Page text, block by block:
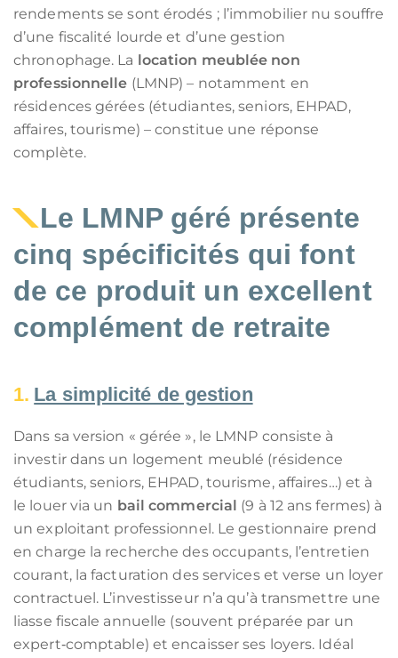
rendements se sont érodés ; l’immobilier nu souffre
d’une fiscalité lourde et d’une gestion
chronophage. La location meublée non
professionnelle (LMNP) – notamment en
résidences gérées (étudiantes, seniors, EHPAD,
affaires, tourisme) – constitue une réponse
complète.
Le LMNP géré présente
cinq spécificités qui font
de ce produit un excellent
complément de retraite
La simplicité de gestion
Dans sa version « gérée », le LMNP consiste à
investir dans un logement meublé (résidence
étudiants, seniors, EHPAD, tourisme, affaires…) et à
le louer via un bail commercial (9 à 12 ans fermes) à
un exploitant professionnel. Le gestionnaire prend
en charge la recherche des occupants, l’entretien
courant, la facturation des services et verse un loyer
contractuel. L’investisseur n’a qu’à transmettre une
liasse fiscale annuelle (souvent préparée par un
expert‑comptable) et encaisser ses loyers. Idéal